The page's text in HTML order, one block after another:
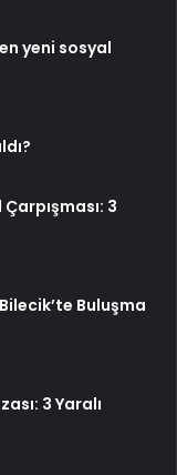
yeni sosyal
3
Buluşma
3 Yaralı